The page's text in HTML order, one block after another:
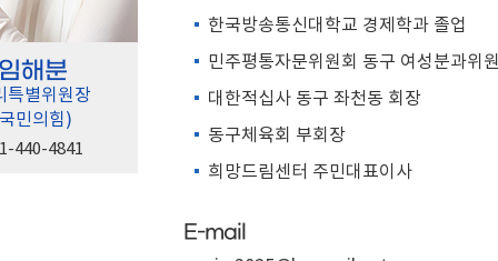
해분
특별위원장
민의힘)
440-4841
한국방송통신대학교 경제학과 졸업
민주평통자문위원회 동구 여성분과위
대한적십사 동구 좌천동 회장
동구체육회 부회장
희망드림센터 주민대표이사
E-mail